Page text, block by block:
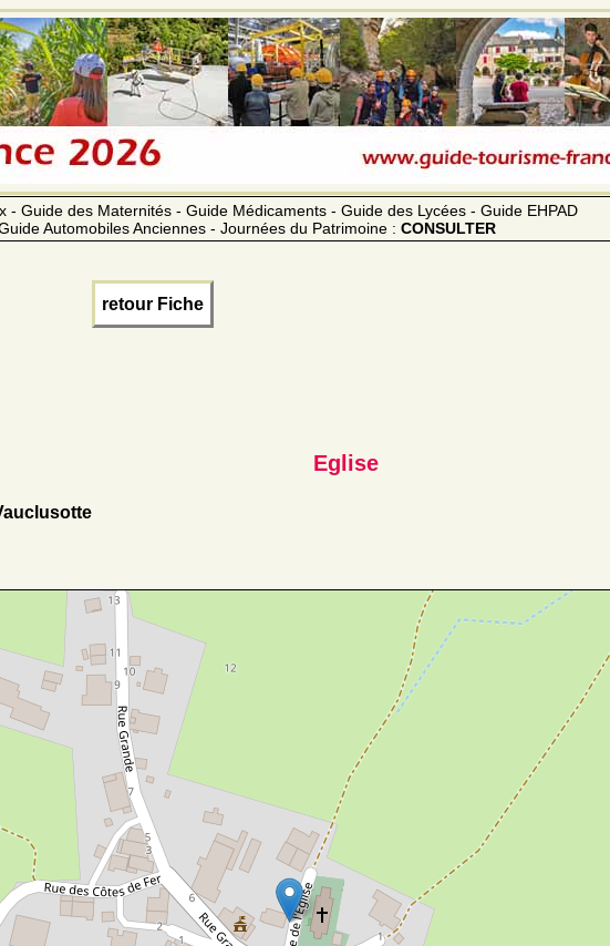
Guide des Maternités - Guide Médicaments - Guide des Lycées - Guide EHPAD
Automobiles Anciennes - Journées du Patrimoine : CONSULTER
retour Fiche
Eglise